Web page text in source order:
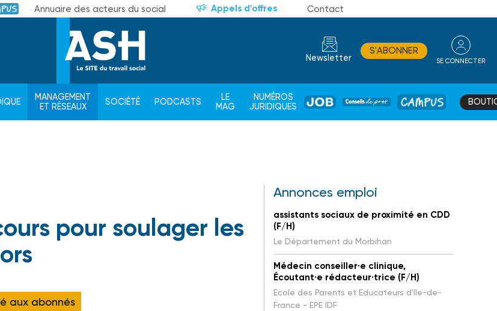
Annuaire des acteurs du social Appels d'offres Contact
Newsletter
S'ABONNER
SE CONNECTER
MANAGEMENT
ET RÉSEAUX
SOCIÉTÉ PODCASTS
LE
MAG
NUMÉROS
JURIDIQUES
JOB
DE
CAMPUS
pour soulager les
aux abonnés
Annonces emploi
assistants sociaux de proximité en CDD
(F/H)
Le Département du Morbihan
Médecin conseiller·e clinique,
Écoutant·e rédacteur·trice (F/H)
Ecole des Parents et Educateurs d'Ile-de-
France - EPE IDF